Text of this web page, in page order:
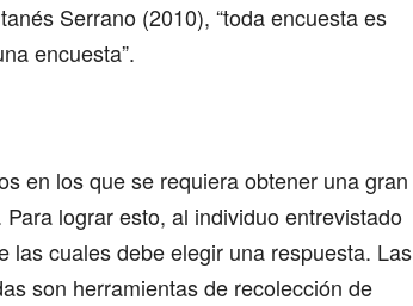
Serrano (2010), “toda encuesta es
encuesta”.
en los que se requiera obtener una gran
lograr esto, al individuo entrevistado
las cuales debe elegir una respuesta. Las
son herramientas de recolección de